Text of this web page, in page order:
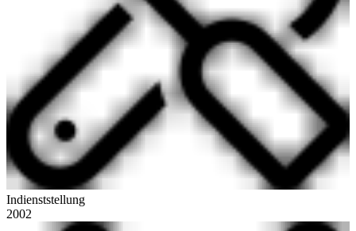
Indienststellung
2002